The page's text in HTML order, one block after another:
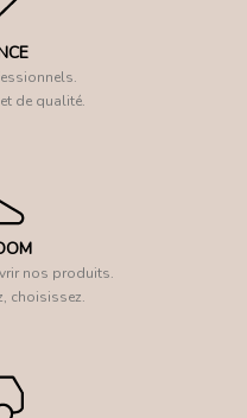
de qualité.
nos produits.
choisissez.